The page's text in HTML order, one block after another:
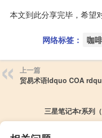
本文到此分享完毕，希望
网络标签： 咖啡
上一篇
贸易术语ldquo COA
三星笔记本r系列